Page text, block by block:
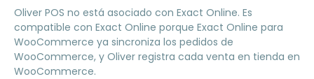
Oliver POS no está asociado con Exact Online. Es
compatible con Exact Online porque Exact Online para
WooCommerce ya sincroniza los pedidos de
WooCommerce, y Oliver registra cada venta en tienda en
WooCommerce.